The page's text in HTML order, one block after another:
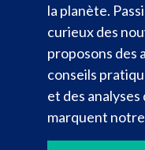
la planète.
curieux des
proposons des
conseils
et des
marquent